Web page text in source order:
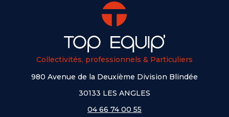
Collectivités, professionnels & Particuliers
980 Avenue de la Deuxième Division Blindée
30133 LES ANGLES
04 66 74 00 55